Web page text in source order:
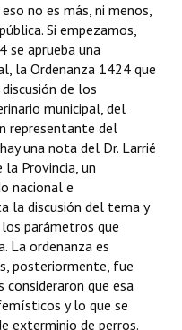
no es más, ni menos,
Si empezamos,
se aprueba una
la Ordenanza 1424 que
de los
municipal, del
representante del
una nota del Dr. Larrié
Provincia, un
nacional e
la discusión del tema y
parámetros que
La ordenanza es
posteriormente, fue
consideraron que esa
y lo que se
exterminio de perros.